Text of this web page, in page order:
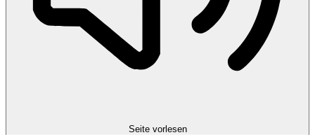
Seite vorlesen